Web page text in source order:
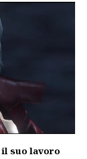
il suo lavoro